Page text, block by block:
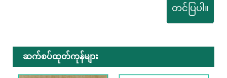
တင်ပြပါ။
ဆက်စပ်ထုတ်ကုန်များ